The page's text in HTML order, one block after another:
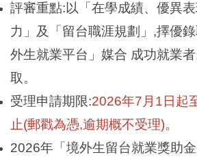
評審重點:以「在學成績、優異
力」及「留台職涯規劃」,擇優
外生就業平台」媒合 成功就業
取。
受理申請期限:2026年7月1日起
止(郵戳為憑,逾期概不受理)。
2026年「境外生留台就業獎助金